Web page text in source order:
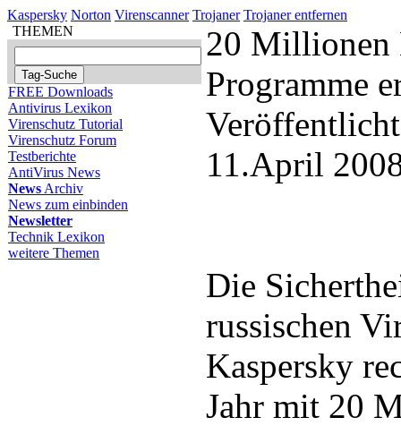
Kaspersky Norton Virenscanner Trojaner Trojaner entfernen
THEMEN
FREE Downloads
Antivirus Lexikon
Virenschutz Tutorial
Virenschutz Forum
Testberichte
AntiVirus News
News Archiv
News zum einbinden
Newsletter
Technik Lexikon
weitere Themen
20 Millionen
Programme
11.April
Die
russischen
Kaspersky
Jahr mit 20